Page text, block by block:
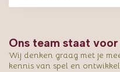
Ons team staat
Wij denken graag met je
kennis van spel en